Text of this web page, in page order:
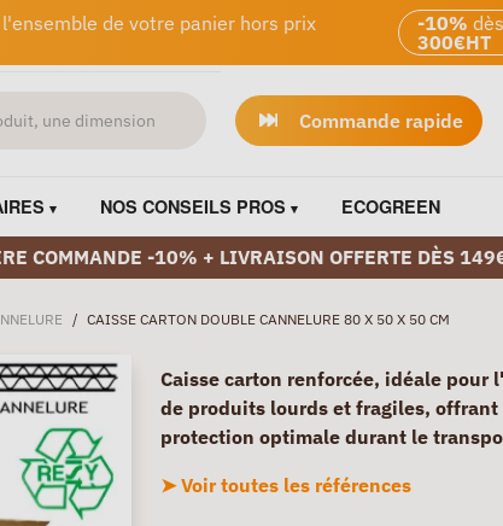
de votre panier hors prix
-10% dès
300€HT
Commande rapide
NOS CONSEILS PROS ECOGREEN
COMMANDE -10% + LIVRAISON OFFERTE DÈS
/ CAISSE CARTON DOUBLE CANNELURE 80 X 50 X 50 CM
Caisse carton renforcée, idéale pour
de produits lourds et fragiles, offrant
protection optimale durant le
➤ Voir toutes les références